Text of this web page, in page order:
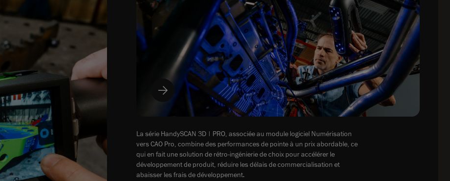
La série HandySCAN 3D | PRO, associée au module logiciel Numérisation
vers CAO Pro, combine des performances de pointe à un prix abordable, ce
qui en fait une solution de rétro-ingénierie de choix pour accélérer le
développement de produit, réduire les délais de commercialisation et
abaisser les frais de développement.